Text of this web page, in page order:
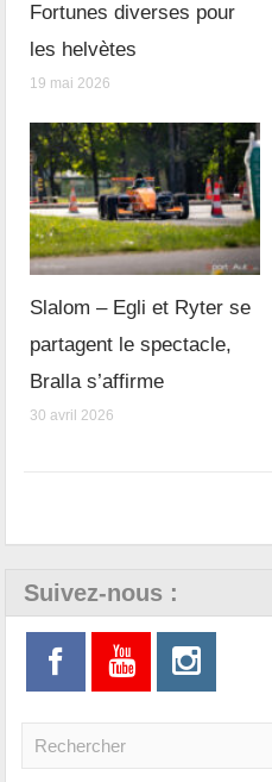
Fortunes diverses pour
les helvètes
19 mai 2026
Slalom – Egli et Ryter se
partagent le spectacle,
Bralla s’affirme
30 avril 2026
Suivez-nous :